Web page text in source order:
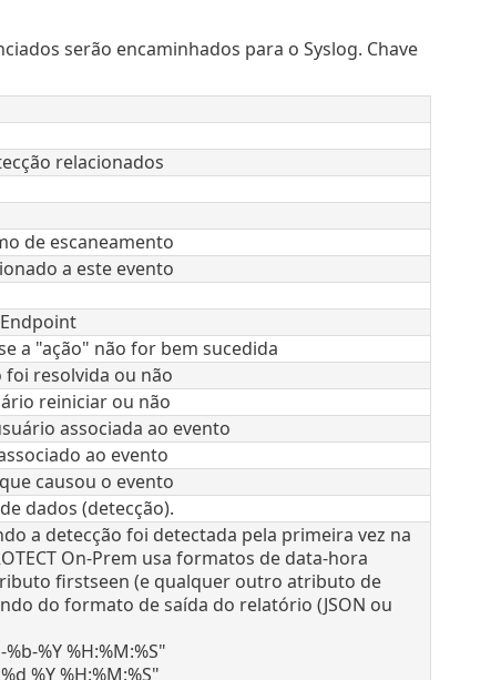
serão encaminhados para o Syslog. Chave
relacionados
de escaneamento
a este evento
a "ação" não for bem sucedida
foi resolvida ou não
reiniciar ou não
associada ao evento
ao evento
causou o evento
dados (detecção).
a detecção foi detectada pela primeira vez na
On-Prem usa formatos de data-hora
firstseen (e qualquer outro atributo de
do formato de saída do relatório (JSON ou
%Y %H:%M:%S"
%Y %H:%M:%S"